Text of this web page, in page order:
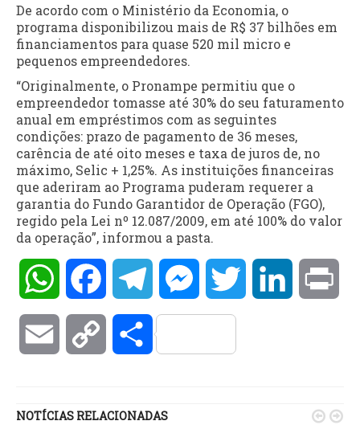
De acordo com o Ministério da Economia, o
programa disponibilizou mais de R$ 37 bilhões em
financiamentos para quase 520 mil micro e
pequenos empreendedores.
“Originalmente, o Pronampe permitiu que o
empreendedor tomasse até 30% do seu faturamento
anual em empréstimos com as seguintes
condições: prazo de pagamento de 36 meses,
carência de até oito meses e taxa de juros de, no
máximo, Selic + 1,25%. As instituições financeiras
que aderiram ao Programa puderam requerer a
garantia do Fundo Garantidor de Operação (FGO),
regido pela Lei nº 12.087/2009, em até 100% do valor
da operação”, informou a pasta.
WhatsAppFacebookTelegramMessengerTwitter LinkedIn
Email Copy Compartilhar
NOTÍCIAS RELACIONADAS  